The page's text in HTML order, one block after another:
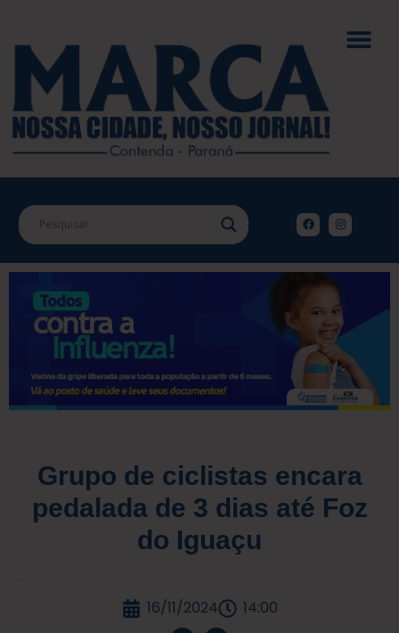
Grupo de ciclistas encara
pedalada de 3 dias até Foz
do Iguaçu
16/11/2024 14:00